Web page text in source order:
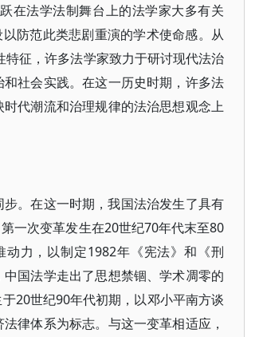
在法学法制舞台上的法学家大多有关
防范此类悲剧重演的学术使命感。从
征，许多法学家致力于研讨现代法治
社会实践。在这一历史时期，许多法
代潮流和治理规律的法治思想观念上
。在这一时期，我国法治发生了具有
一次变革发生在20世纪70年代末至80
力，以制定1982年《宪法》和《刑
国法学走出了思想禁锢、学术凋零的
20世纪90年代初期，以邓小平南方谈
律体系为标志。与这一变革相适应，